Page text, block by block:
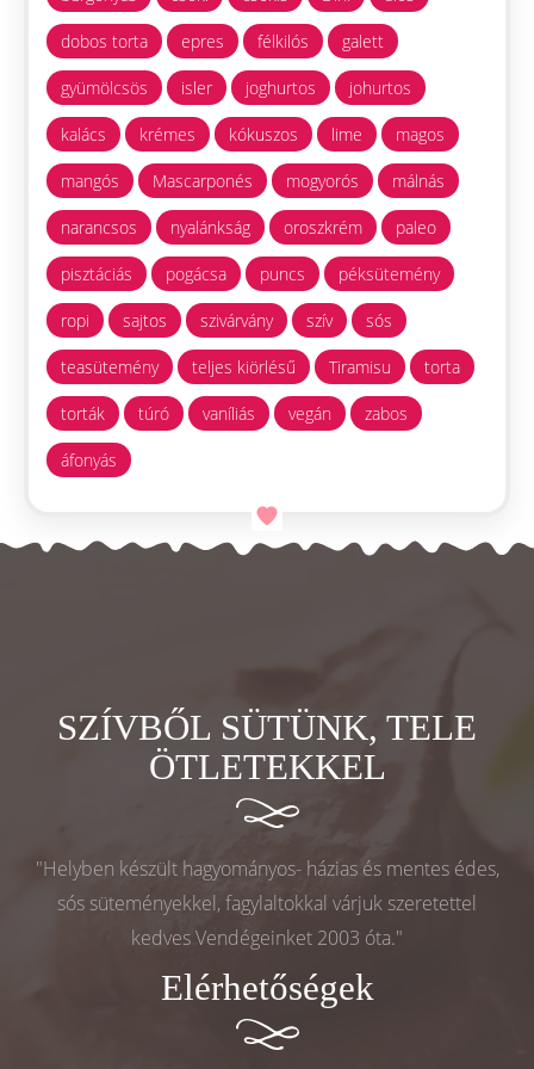
dobos torta epres félkilós galett
gyümölcsös isler joghurtos johurtos
kalács krémes kókuszos lime magos
mangós Mascarponés mogyorós málnás
narancsos nyalánkság oroszkrém paleo
pisztáciás pogácsa puncs péksütemény
ropi sajtos szivárvány szív sós
teasütemény teljes kiörlésű Tiramisu torta
torták túró vaníliás vegán zabos
áfonyás
SZÍVBŐL SÜTÜNK, TELE
ÖTLETEKKEL
"Helyben készült hagyományos- házias és mentes édes,
sós süteményekkel, fagylaltokkal várjuk szeretettel
kedves Vendégeinket 2003 óta."
Elérhetőségek